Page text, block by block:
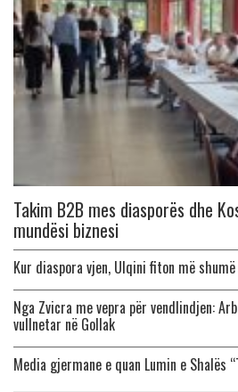
Takim B2B mes diasporës dhe
mundësi biznesi
Kur diaspora vjen, Ulqini fiton më
Nga Zvicra me vepra për vendlindjen:
vullnetar në Gollak
Media gjermane e quan Lumin e Shalës